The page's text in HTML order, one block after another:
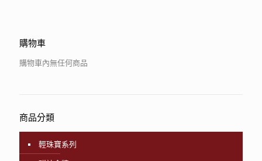
購物車
購物車內無任何商品
商品分類
輕珠寶系列